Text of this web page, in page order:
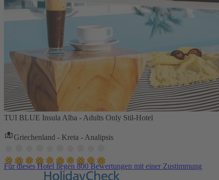
TUI BLUE Insula Alba - Adults Only Stil-Hotel
Griechenland - Kreta - Analipsis
Für dieses Hotel liegen 800 Bewertungen mit einer Zustimmung